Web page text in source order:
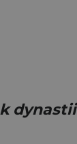
dynastii